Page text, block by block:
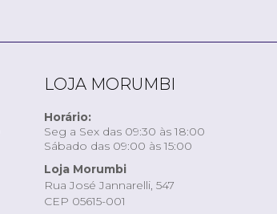
LOJA MORUMBI
Horário:
Seg a Sex das 09:30 às 18:00
Sábado das 09:00 às 15:00
Loja Morumbi
Rua José Jannarelli, 547
CEP 05615-001